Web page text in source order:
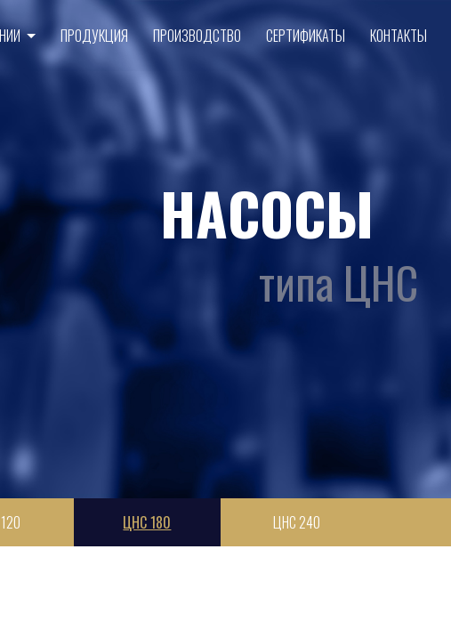
ПРОДУКЦИЯ ПРОИЗВОДСТВО СЕРТИФИКАТЫ КОНТАКТЫ
НАСОСЫ
типа ЦНС
ЦНС 180 ЦНС 240